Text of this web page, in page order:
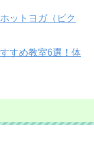
ットヨガ（ビク
すめ教室6選！体